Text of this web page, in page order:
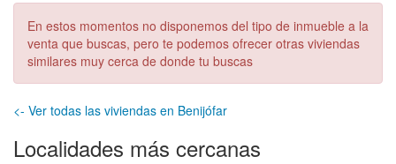
En estos momentos no disponemos del tipo de inmueble a la
venta que buscas, pero te podemos ofrecer otras viviendas
similares muy cerca de donde tu buscas
<- Ver todas las viviendas en Benijófar
Localidades más cercanas